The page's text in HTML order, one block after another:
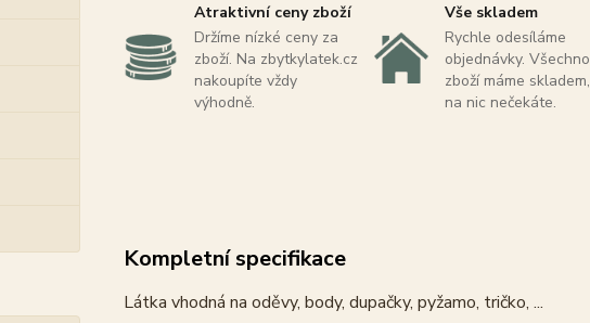
Atraktivní ceny zboží
Držíme nízké ceny za
zboží. Na zbytkylatek.cz
nakoupíte vždy
výhodně.
Vše skladem
Rychle odesíláme
objednávky. Všechno
zboží máme skladem,
na nic nečekáte.
Kompletní specifikace
Látka vhodná na oděvy, body, dupačky, pyžamo, tričko, ...